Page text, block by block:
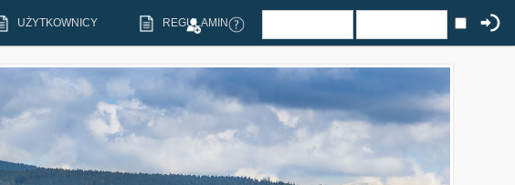
UŻYTKOWNICY REGULAMIN